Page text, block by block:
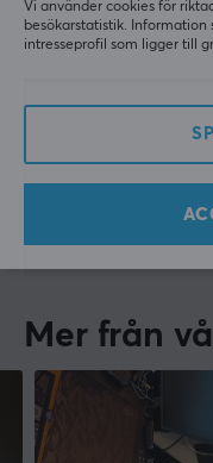
Level 7
Nerdy
PC
Rafik S
Level 7
Loud
Mer från
Vi använder cookies för
besökarstatistik. Information
intresseprofil som ligger till